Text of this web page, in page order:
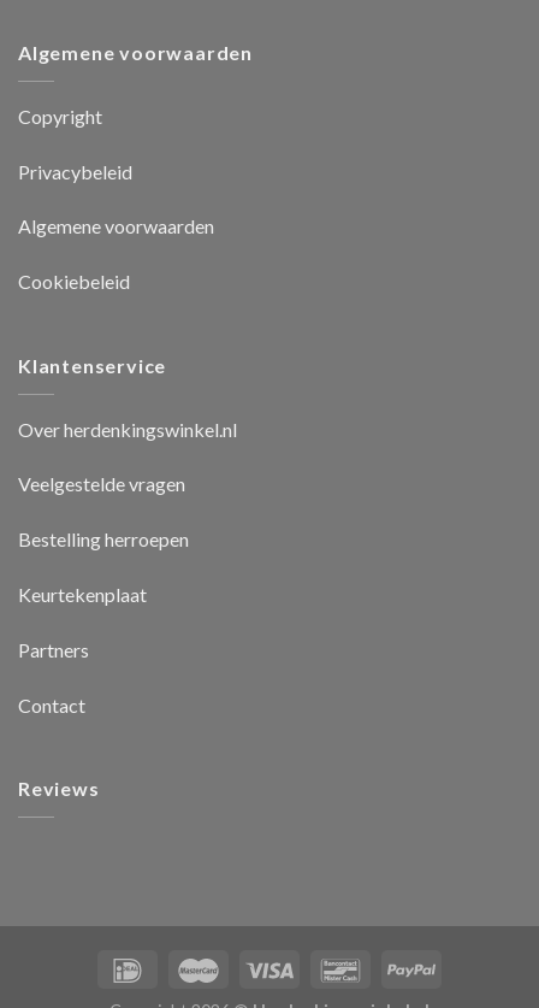
Algemene voorwaarden
Copyright
Privacybeleid
Algemene voorwaarden
Cookiebeleid
Klantenservice
Over herdenkingswinkel.nl
Veelgestelde vragen
Bestelling herroepen
Keurtekenplaat
Partners
Contact
Reviews